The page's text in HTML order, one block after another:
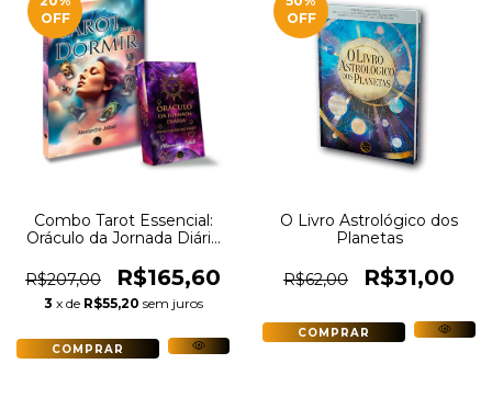
OFF
Combo Tarot Essencial:
Oráculo da Jornada Diária
Autoconhecimento e Paz
Interior
R$207,00 R$165,60
3 x de R$55,20 sem juros
OFF
O Livro Astrológico dos
Planetas
R$62,00 R$31,00